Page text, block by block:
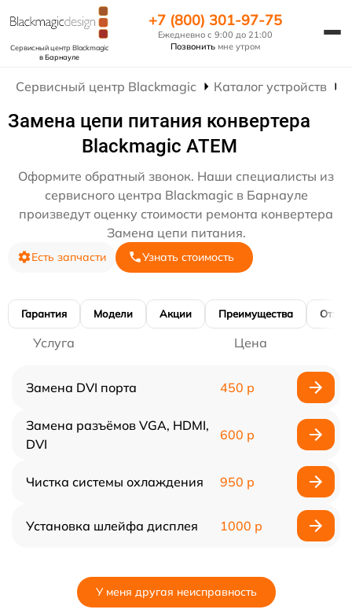
Сервисный центр Blackmagic
в Барнауле
+7 (800) 301-97-75
Ежедневно с 9:00 до 21:00
Позвонить мне утром
Сервисный центр Blackmagic Каталог устройств
Замена цепи питания конвертера
Blackmagic ATEM
Оформите обратный звонок. Наши специалисты из
сервисного центра Blackmagic в Барнауле
произведут оценку стоимости ремонта конвертера
Замена цепи питания.
Есть запчасти Узнать стоимость
Гарантия Модели Акции Преимущества
Услуга Цена
Замена DVI порта 450 р
Замена разъёмов VGA, HDMI,
DVI
600 р
Чистка системы охлаждения 950 р
Установка шлейфа дисплея 1000 р
У меня другая неисправность